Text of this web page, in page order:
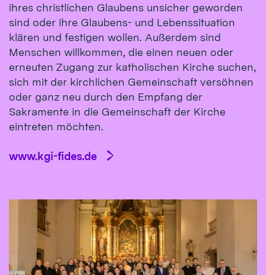
ihres christlichen Glaubens unsicher geworden
sind oder ihre Glaubens- und Lebenssituation
klären und festigen wollen. Außerdem sind
Menschen willkommen, die einen neuen oder
erneuten Zugang zur katholischen Kirche suchen,
sich mit der kirchlichen Gemeinschaft versöhnen
oder ganz neu durch den Empfang der
Sakramente in die Gemeinschaft der Kirche
eintreten möchten.
www.kgi-fides.de